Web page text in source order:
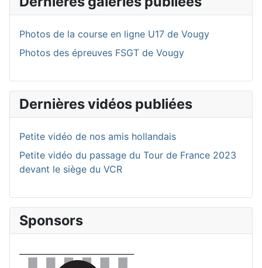
Photos de la course en ligne U17 de Vougy
Photos des épreuves FSGT de Vougy
Dernières vidéos publiées
Petite vidéo de nos amis hollandais
Petite vidéo du passage du Tour de France 2023
devant le siège du VCR
Sponsors